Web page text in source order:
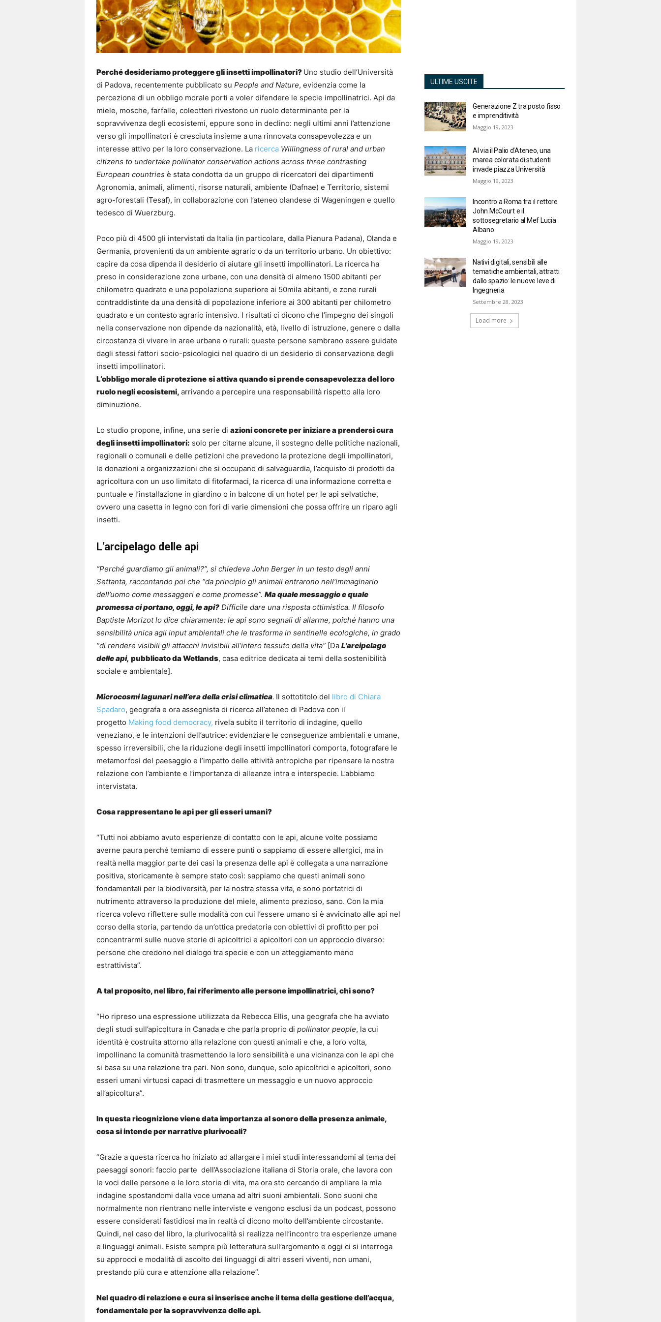
Perché desideriamo proteggere gli insetti impollinatori? Uno studio dell’Università
di Padova, recentemente pubblicato su People and Nature, evidenzia come la
percezione di un obbligo morale porti a voler difendere le specie impollinatrici. Api da
miele, mosche, farfalle, coleotteri rivestono un ruolo determinante per la
sopravvivenza degli ecosistemi, eppure sono in declino: negli ultimi anni l’attenzione
verso gli impollinatori è cresciuta insieme a una rinnovata consapevolezza e un
interesse attivo per la loro conservazione. La ricerca Willingness of rural and urban
citizens to undertake pollinator conservation actions across three contrasting
European countries è stata condotta da un gruppo di ricercatori dei dipartimenti
Agronomia, animali, alimenti, risorse naturali, ambiente (Dafnae) e Territorio, sistemi
agro-forestali (Tesaf), in collaborazione con l’ateneo olandese di Wageningen e quello
tedesco di Wuerzburg.
Poco più di 4500 gli intervistati da Italia (in particolare, dalla Pianura Padana), Olanda e
Germania, provenienti da un ambiente agrario o da un territorio urbano. Un obiettivo:
capire da cosa dipenda il desiderio di aiutare gli insetti impollinatori. La ricerca ha
preso in considerazione zone urbane, con una densità di almeno 1500 abitanti per
chilometro quadrato e una popolazione superiore ai 50mila abitanti, e zone rurali
contraddistinte da una densità di popolazione inferiore ai 300 abitanti per chilometro
quadrato e un contesto agrario intensivo. I risultati ci dicono che l’impegno dei singoli
nella conservazione non dipende da nazionalità, età, livello di istruzione, genere o dalla
circostanza di vivere in aree urbane o rurali: queste persone sembrano essere guidate
dagli stessi fattori socio-psicologici nel quadro di un desiderio di conservazione degli
insetti impollinatori.
L’obbligo morale di protezione si attiva quando si prende consapevolezza del loro
ruolo negli ecosistemi, arrivando a percepire una responsabilità rispetto alla loro
diminuzione.
Lo studio propone, infine, una serie di azioni concrete per iniziare a prendersi cura
degli insetti impollinatori: solo per citarne alcune, il sostegno delle politiche nazionali,
regionali o comunali e delle petizioni che prevedono la protezione degli impollinatori,
le donazioni a organizzazioni che si occupano di salvaguardia, l’acquisto di prodotti da
agricoltura con un uso limitato di fitofarmaci, la ricerca di una informazione corretta e
puntuale e l’installazione in giardino o in balcone di un hotel per le api selvatiche,
ovvero una casetta in legno con fori di varie dimensioni che possa offrire un riparo agli
insetti.
L’arcipelago delle api
“Perché guardiamo gli animali?”, si chiedeva John Berger in un testo degli anni
Settanta, raccontando poi che “da principio gli animali entrarono nell’immaginario
dell’uomo come messaggeri e come promesse”. Ma quale messaggio e quale
promessa ci portano, oggi, le api? Difficile dare una risposta ottimistica. Il filosofo
Baptiste Morizot lo dice chiaramente: le api sono segnali di allarme, poiché hanno una
sensibilità unica agli input ambientali che le trasforma in sentinelle ecologiche, in grado
“di rendere visibili gli attacchi invisibili all’intero tessuto della vita” [Da L’arcipelago
delle api, pubblicato da Wetlands, casa editrice dedicata ai temi della sostenibilità
sociale e ambientale].
Microcosmi lagunari nell’era della crisi climatica. Il sottotitolo del libro di Chiara
Spadaro, geografa e ora assegnista di ricerca all’ateneo di Padova con il
progetto Making food democracy, rivela subito il territorio di indagine, quello
veneziano, e le intenzioni dell’autrice: evidenziare le conseguenze ambientali e umane,
spesso irreversibili, che la riduzione degli insetti impollinatori comporta, fotografare le
metamorfosi del paesaggio e l’impatto delle attività antropiche per ripensare la nostra
relazione con l’ambiente e l’importanza di alleanze intra e interspecie. L’abbiamo
intervistata.
Cosa rappresentano le api per gli esseri umani?
“Tutti noi abbiamo avuto esperienze di contatto con le api, alcune volte possiamo
averne paura perché temiamo di essere punti o sappiamo di essere allergici, ma in
realtà nella maggior parte dei casi la presenza delle api è collegata a una narrazione
positiva, storicamente è sempre stato così: sappiamo che questi animali sono
fondamentali per la biodiversità, per la nostra stessa vita, e sono portatrici di
nutrimento attraverso la produzione del miele, alimento prezioso, sano. Con la mia
ricerca volevo riflettere sulle modalità con cui l’essere umano si è avvicinato alle api nel
corso della storia, partendo da un’ottica predatoria con obiettivi di profitto per poi
concentrarmi sulle nuove storie di apicoltrici e apicoltori con un approccio diverso:
persone che credono nel dialogo tra specie e con un atteggiamento meno
estrattivista”.
A tal proposito, nel libro, fai riferimento alle persone impollinatrici, chi sono?
“Ho ripreso una espressione utilizzata da Rebecca Ellis, una geografa che ha avviato
degli studi sull’apicoltura in Canada e che parla proprio di pollinator people, la cui
identità è costruita attorno alla relazione con questi animali e che, a loro volta,
impollinano la comunità trasmettendo la loro sensibilità e una vicinanza con le api che
si basa su una relazione tra pari. Non sono, dunque, solo apicoltrici e apicoltori, sono
esseri umani virtuosi capaci di trasmettere un messaggio e un nuovo approccio
all’apicoltura”.
In questa ricognizione viene data importanza al sonoro della presenza animale,
cosa si intende per narrative plurivocali?
“Grazie a questa ricerca ho iniziato ad allargare i miei studi interessandomi al tema dei
paesaggi sonori: faccio parte dell’Associazione italiana di Storia orale, che lavora con
le voci delle persone e le loro storie di vita, ma ora sto cercando di ampliare la mia
indagine spostandomi dalla voce umana ad altri suoni ambientali. Sono suoni che
normalmente non rientrano nelle interviste e vengono esclusi da un podcast, possono
essere considerati fastidiosi ma in realtà ci dicono molto dell’ambiente circostante.
Quindi, nel caso del libro, la plurivocalità si realizza nell’incontro tra esperienze umane
e linguaggi animali. Esiste sempre più letteratura sull’argomento e oggi ci si interroga
su approcci e modalità di ascolto dei linguaggi di altri esseri viventi, non umani,
prestando più cura e attenzione alla relazione”.
Nel quadro di relazione e cura si inserisce anche il tema della gestione dell’acqua,
fondamentale per la sopravvivenza delle api.
ULTIME USCITE
Generazione Z tra posto fisso
e imprenditività
Maggio 19, 2023
Al via il Palio d’Ateneo, una
marea colorata di studenti
invade piazza Università
Maggio 19, 2023
Incontro a Roma tra il rettore
John McCourt e il
sottosegretario al Mef Lucia
Albano
Maggio 19, 2023
Nativi digitali, sensibili alle
tematiche ambientali, attratti
dallo spazio: le nuove leve di
Ingegneria
Settembre 28, 2023
Load more